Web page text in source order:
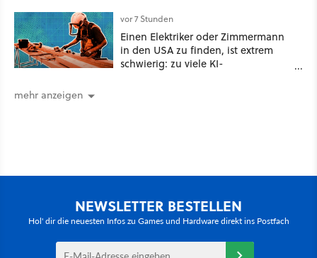
vor 7 Stunden
Einen Elektriker oder Zimmermann
in den USA zu finden, ist extrem
schwierig: zu viele KI-
mehr anzeigen
NEWSLETTER BESTELLEN
Hol' dir die neuesten Infos zu Games und Hardware direkt ins Postfach